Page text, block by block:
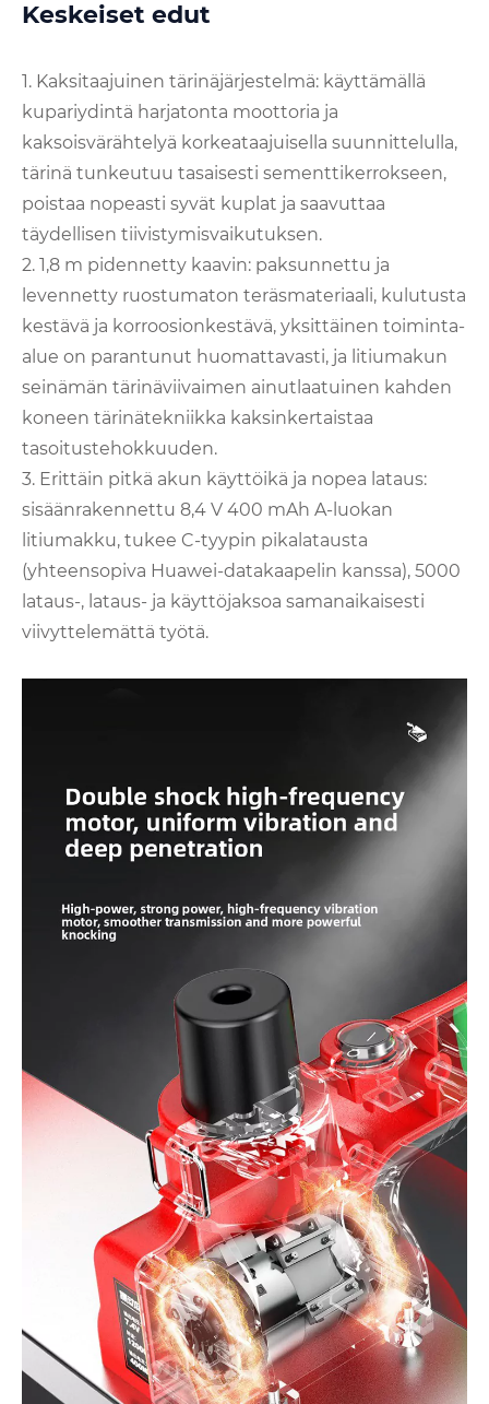
Keskeiset edut
1. Kaksitaajuinen tärinäjärjestelmä: käyttämällä
kupariydintä harjatonta moottoria ja
kaksoisvärähtelyä korkeataajuisella suunnittelulla,
tärinä tunkeutuu tasaisesti sementtikerrokseen,
poistaa nopeasti syvät kuplat ja saavuttaa
täydellisen tiivistymisvaikutuksen.
2. 1,8 m pidennetty kaavin: paksunnettu ja
levennetty ruostumaton teräsmateriaali, kulutusta
kestävä ja korroosionkestävä, yksittäinen toiminta-
alue on parantunut huomattavasti, ja litiumakun
seinämän tärinäviivaimen ainutlaatuinen kahden
koneen tärinätekniikka kaksinkertaistaa
tasoitustehokkuuden.
3. Erittäin pitkä akun käyttöikä ja nopea lataus:
sisäänrakennettu 8,4 V 400 mAh A-luokan
litiumakku, tukee C-tyypin pikalatausta
(yhteensopiva Huawei-datakaapelin kanssa), 5000
lataus-, lataus- ja käyttöjaksoa samanaikaisesti
viivyttelemättä työtä.